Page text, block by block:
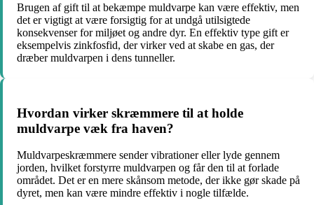
Brugen af gift til at bekæmpe muldvarpe kan være effektiv, men
det er vigtigt at være forsigtig for at undgå utilsigtede
konsekvenser for miljøet og andre dyr. En effektiv type gift er
eksempelvis zinkfosfid, der virker ved at skabe en gas, der
dræber muldvarpen i dens tunneller.
Hvordan virker skræmmere til at holde
muldvarpe væk fra haven?
Muldvarpeskræmmere sender vibrationer eller lyde gennem
jorden, hvilket forstyrre muldvarpen og får den til at forlade
området. Det er en mere skånsom metode, der ikke gør skade på
dyret, men kan være mindre effektiv i nogle tilfælde.